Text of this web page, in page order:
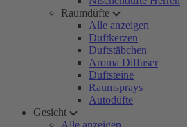
Raumdüfte
Alle anzeigen
Duftkerzen
Duftstäbchen
Aroma Diffuser
Duftsteine
Raumsprays
Autodüfte
Gesicht
Alle anzeigen